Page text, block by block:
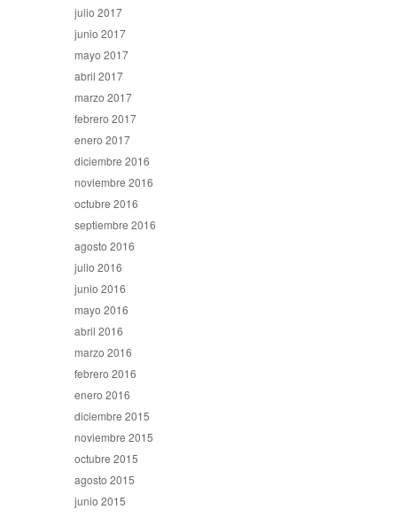
julio 2017
junio 2017
mayo 2017
abril 2017
marzo 2017
febrero 2017
enero 2017
diciembre 2016
noviembre 2016
octubre 2016
septiembre 2016
agosto 2016
julio 2016
junio 2016
mayo 2016
abril 2016
marzo 2016
febrero 2016
enero 2016
diciembre 2015
noviembre 2015
octubre 2015
agosto 2015
junio 2015